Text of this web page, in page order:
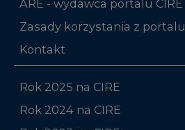
ARE - wydawca portalu CIRE
Zasady korzystania z portalu
Kontakt
Rok 2025 na CIRE
Rok 2024 na CIRE